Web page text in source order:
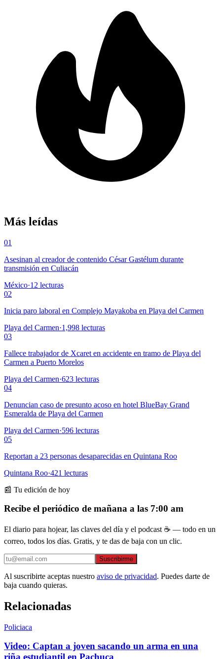
Más leídas
01
Asesinan al creador de contenido César Gastélum durante
transmisión en Culiacán
México·12 lecturas
02
Inicia paro laboral en Complejo Mayakoba en Playa del Carmen
Playa del Carmen·1,998 lecturas
03
Fallece trabajador de Xcaret en accidente en tramo de Playa del
Carmen a Puerto Morelos
Playa del Carmen·623 lecturas
04
Denuncian caso de presunto acoso en hotel BlueBay Grand
Esmeralda de Playa del Carmen
Playa del Carmen·596 lecturas
05
Reportan a 23 personas desaparecidas en Quintana Roo
Quintana Roo·421 lecturas
📰 Tu edición de hoy
Recibe el periódico de mañana a las 7:00 am
El diario para hojear, las claves del día y el podcast ☕ — todo en un
correo, todos los días. Gratis, y te das de baja con un clic.
Suscribirme
Al suscribirte aceptas nuestro aviso de privacidad. Puedes darte de
baja cuando quieras.
Relacionadas
Policiaca
Video: Captan a joven sacando un arma en una